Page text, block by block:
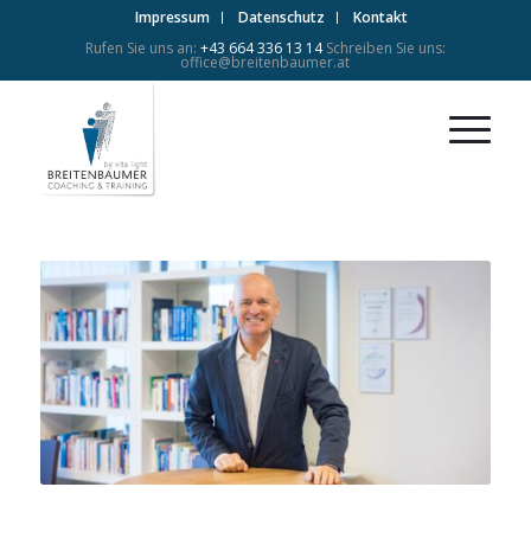
Impressum Datenschutz
Kontakt
Rufen Sie uns an: +43 664 336 13 14Schreiben Sie uns:
office@breitenbaumer.at